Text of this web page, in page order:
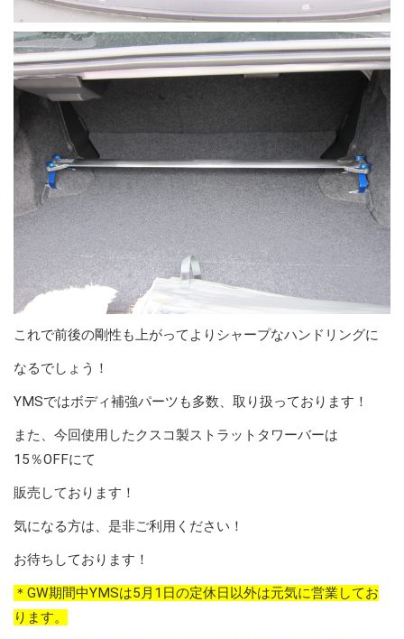
これで前後の剛性も上がってよりシャープなハンドリングに
なるでしょう！
YMSではボディ補強パーツも多数、取り扱っております！
また、今回使用したクスコ製ストラットタワーバーは
15％OFFにて
販売しております！
気になる方は、是非ご利用ください！
お待ちしております！
＊GW期間中YMSは5月1日の定休日以外は元気に営業してお
ります。